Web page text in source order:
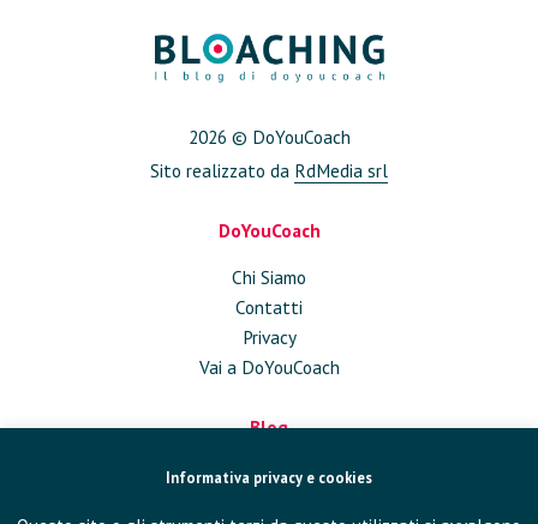
2026 © DoYouCoach
Sito realizzato da RdMedia srl
DoYouCoach
Chi Siamo
Contatti
Privacy
Vai a DoYouCoach
Blog
Approfondimenti
Informativa privacy e cookies